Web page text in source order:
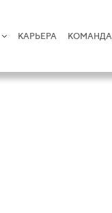
КАРЬЕРА КОМАНДА